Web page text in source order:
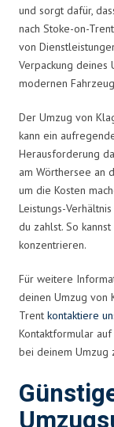
und sorgt dafür,
nach Stoke-on-
von
Verpackung deines
modernen
Der Umzug von
kann ein
Herausforderung
am Wörthersee an
um die Kosten
Leistungs-
du zahlst. So
konzentrieren.
Für weitere
deinen Umzug von
Trent kontaktiere
Kontaktformular
bei deinem Umzug